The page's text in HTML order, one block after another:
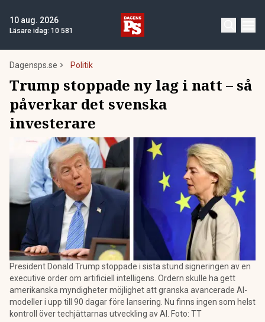
10 aug. 2026
Läsare idag: 10 581
Dagensps.se Politik
Trump stoppade ny lag i natt – så
påverkar det svenska
investerare
President Donald Trump stoppade i sista stund signeringen av en
executive order om artificiell intelligens. Ordern skulle ha gett
amerikanska myndigheter möjlighet att granska avancerade AI-
modeller i upp till 90 dagar före lansering. Nu finns ingen som helst
kontroll över techjättarnas utveckling av AI. Foto: TT